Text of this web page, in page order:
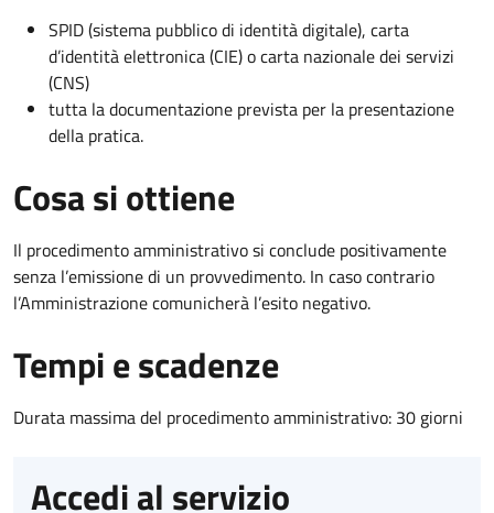
SPID (sistema pubblico di identità digitale), carta
d’identità elettronica (CIE) o carta nazionale dei servizi
(CNS)
tutta la documentazione prevista per la presentazione
della pratica.
Cosa si ottiene
Il procedimento amministrativo si conclude positivamente
senza l’emissione di un provvedimento. In caso contrario
l’Amministrazione comunicherà l’esito negativo.
Tempi e scadenze
Durata massima del procedimento amministrativo: 30 giorni
Accedi al servizio